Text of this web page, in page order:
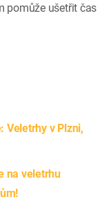
pomůže ušetřit čas
Veletrhy v Plzni,
na veletrhu